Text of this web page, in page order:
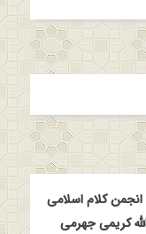
کلام اسلامی
کریمی جهرمی